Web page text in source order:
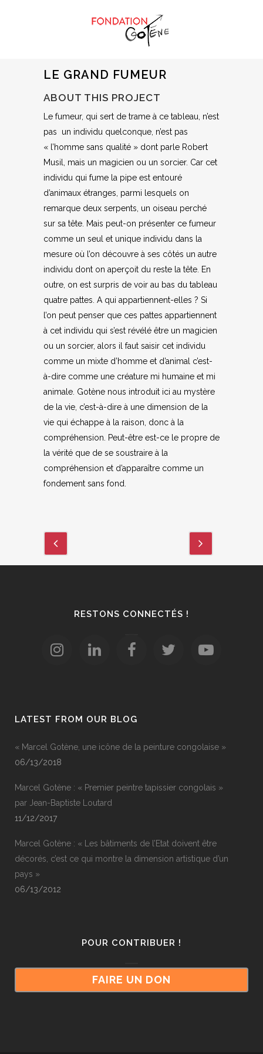
LE GRAND FUMEUR
ABOUT THIS PROJECT
Le fumeur, qui sert de trame à ce tableau, n’est
pas un individu quelconque, n’est pas
« l’homme sans qualité » dont parle Robert
Musil, mais un magicien ou un sorcier. Car cet
individu qui fume la pipe est entouré
d’animaux étranges, parmi lesquels on
remarque deux serpents, un oiseau perché
sur sa tête. Mais peut-on présenter ce fumeur
comme un seul et unique individu dans la
mesure où l’on découvre à ses côtés un autre
individu dont on aperçoit du reste la tête. En
outre, on est surpris de voir au bas du tableau
quatre pattes. A qui appartiennent-elles ? Si
l’on peut penser que ces pattes appartiennent
à cet individu qui s’est révélé être un magicien
ou un sorcier, alors il faut saisir cet individu
comme un mixte d’homme et d’animal c’est-
à-dire comme une créature mi humaine et mi
animale. Gotène nous introduit ici au mystère
de la vie, c’est-à-dire à une dimension de la
vie qui échappe à la raison, donc à la
compréhension. Peut-être est-ce le propre de
la vérité que de se soustraire à la
compréhension et d’apparaître comme un
fondement sans fond.
RESTONS CONNECTÉS !
LATEST FROM OUR BLOG
« Marcel Gotène, une icône de la peinture congolaise »
06/13/2018
Marcel Gotène : « Premier peintre tapissier congolais »
par Jean-Baptiste Loutard
11/12/2017
Marcel Gotène : « Les bâtiments de l’Etat doivent être
décorés, c’est ce qui montre la dimension artistique d’un
pays »
06/13/2012
POUR CONTRIBUER !
FAIRE UN DON